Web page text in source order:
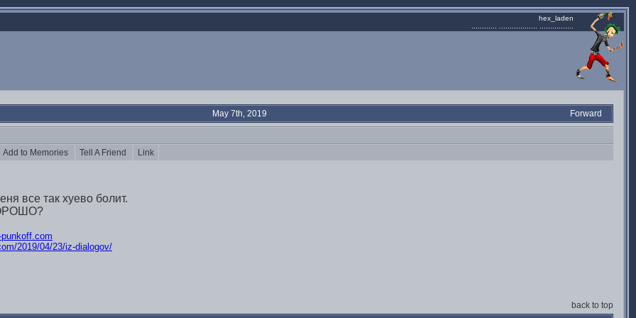
hex_laden
May 7th, 2019 Forward
Add to Memories Tell A Friend Link
все так хуево болит.
2019/04/23/iz-dialogov/
back to top